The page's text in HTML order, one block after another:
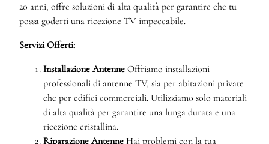
20 anni, offre soluzioni di alta qualità per garantire che tu
possa goderti una ricezione TV impeccabile.
Servizi Offerti:
Installazione Antenne Offriamo installazioni
professionali di antenne TV, sia per abitazioni private
che per edifici commerciali. Utilizziamo solo materiali
di alta qualità per garantire una lunga durata e una
ricezione cristallina.
Riparazione Antenne Hai problemi con la tua